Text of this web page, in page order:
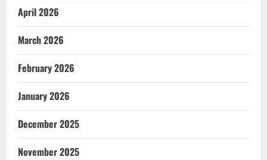
April 2026
March 2026
February 2026
January 2026
December 2025
November 2025